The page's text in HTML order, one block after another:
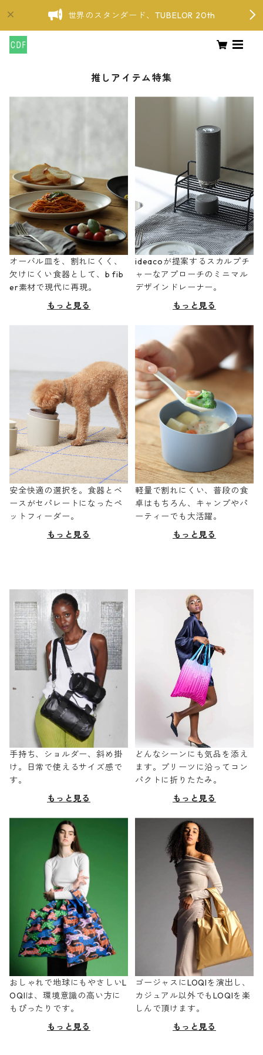
世界のスタンダード、TUBELOR 20th
推しアイテム特集
オーバル皿を、割れにくく、
欠けにくい食器として、b fib
er素材で現代に再現。
もっと見る
ideacoが提案するスカルプチ
ャーなアプローチのミニマル
デザインドレーナー。
もっと見る
安全快適の選択を。食器とベ
ースがセパレートになったペ
ットフィーダー。
もっと見る
軽量で割れにくい、普段の食
卓はもちろん、キャンプやパ
ーティーでも大活躍。
もっと見る
手持ち、ショルダー、斜め掛
け。日常で使えるサイズ感で
す。
もっと見る
どんなシーンにも気品を添え
ます。プリーツに沿ってコン
パクトに折りたたみ。
もっと見る
おしゃれで地球にもやさしいL
OQIは、環境意識の高い方に
もぴったりです。
もっと見る
ゴージャスにLOQIを演出し、
カジュアル以外でもLOQIを楽
しんで頂けます。
もっと見る